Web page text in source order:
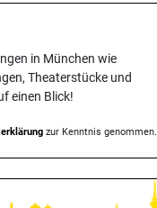
in München wie
Theater­stücke und
einen Blick!
zur Kenntnis genommen.